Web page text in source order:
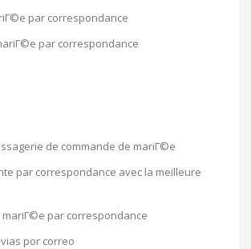
par correspondance
par correspondance
de commande de mariГ©e
par correspondance avec la meilleure
mariГ©e par correspondance
por correo